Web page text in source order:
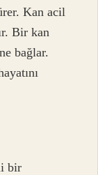
Kan acil
Bir kan
bağlar.
bir